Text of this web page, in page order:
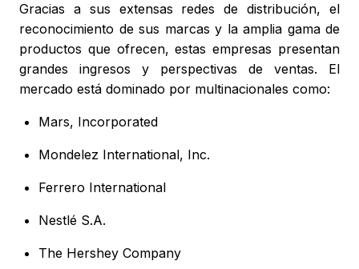
Gracias a sus extensas redes de distribución, el
reconocimiento de sus marcas y la amplia gama de
productos que ofrecen, estas empresas presentan
grandes ingresos y perspectivas de ventas. El
mercado está dominado por multinacionales como:
Mars, Incorporated
Mondelez International, Inc.
Ferrero International
Nestlé S.A.
The Hershey Company